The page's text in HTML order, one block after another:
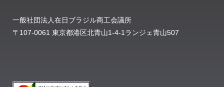
一般社団法人在日ブラジル商工会議所
〒107-0061 東京都港区北青山1-4-1ランジェ青山507